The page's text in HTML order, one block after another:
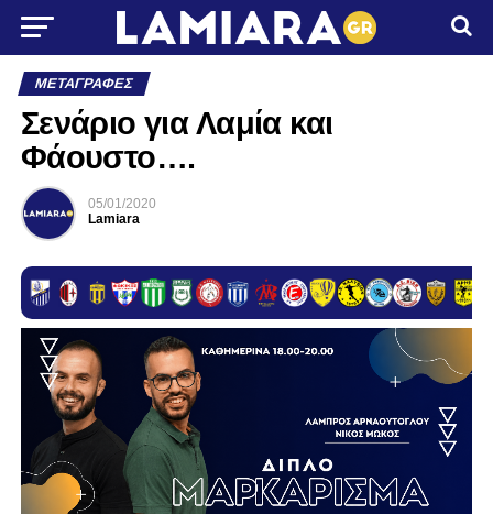
ΜΕΤΑΓΡΑΦΈΣ
Σενάριο για Λαμία και
Φάουστο….
05/01/2020
Lamiara